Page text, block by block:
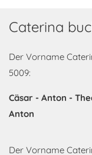
Caterina
Der Vorname
5009:
Cäsar - Anton -
Anton
Der Vorname